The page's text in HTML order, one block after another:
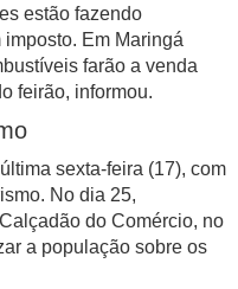
estão fazendo
Em Maringá
farão a venda
feirão, informou.
sexta-feira (17), com
No dia 25,
do Comércio, no
a população sobre os